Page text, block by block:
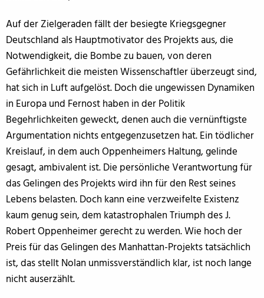
Auf der Zielgeraden fällt der besiegte Kriegsgegner
Deutschland als Hauptmotivator des Projekts aus, die
Notwendigkeit, die Bombe zu bauen, von deren
Gefährlichkeit die meisten Wissenschaftler überzeugt sind,
hat sich in Luft aufgelöst. Doch die ungewissen Dynamiken
in Europa und Fernost haben in der Politik
Begehrlichkeiten geweckt, denen auch die vernünftigste
Argumentation nichts entgegenzusetzen hat. Ein tödlicher
Kreislauf, in dem auch Oppenheimers Haltung, gelinde
gesagt, ambivalent ist. Die persönliche Verantwortung für
das Gelingen des Projekts wird ihn für den Rest seines
Lebens belasten. Doch kann eine verzweifelte Existenz
kaum genug sein, dem katastrophalen Triumph des J.
Robert Oppenheimer gerecht zu werden. Wie hoch der
Preis für das Gelingen des Manhattan-Projekts tatsächlich
ist, das stellt Nolan unmissverständlich klar, ist noch lange
nicht auserzählt.